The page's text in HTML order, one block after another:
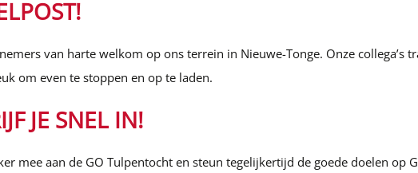
van harte welkom op ons terrein in Nieuwe-Tonge. Onze collega’s
om even te stoppen en op te laden.
JE SNEL IN!
mee aan de GO Tulpentocht en steun tegelijkertijd de goede doelen op